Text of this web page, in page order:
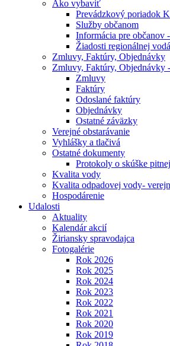
Ako vybaviť
Prevádzkový poriadok
Služby občanom
Informácia pre občanov
Žiadosti regionálnej
Zmluvy, Faktúry, Objednávky
Zmluvy, Faktúry, Objednávky
Zmluvy
Faktúry
Odoslané faktúry
Objednávky
Ostatné záväzky
Verejné obstarávanie
Vyhlášky a tlačivá
Ostatné dokumenty
Protokoly o skúške
Kvalita vody
Kvalita odpadovej vody-
Hospodárenie
Udalosti
Aktuality
Kalendár akcií
Žiriansky spravodajca
Fotogalérie
Rok 2026
Rok 2025
Rok 2024
Rok 2023
Rok 2022
Rok 2021
Rok 2020
Rok 2019